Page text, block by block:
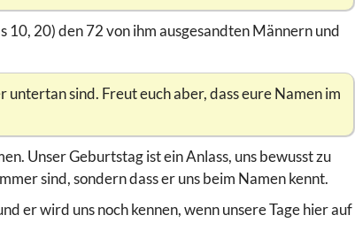
10, 20) den 72 von ihm ausgesandten Männern und
sind. Freut euch aber, dass eure Namen im
Unser Geburtstag ist ein Anlass, uns bewusst zu
sind, sondern dass er uns beim Namen kennt.
er wird uns noch kennen, wenn unsere Tage hier auf